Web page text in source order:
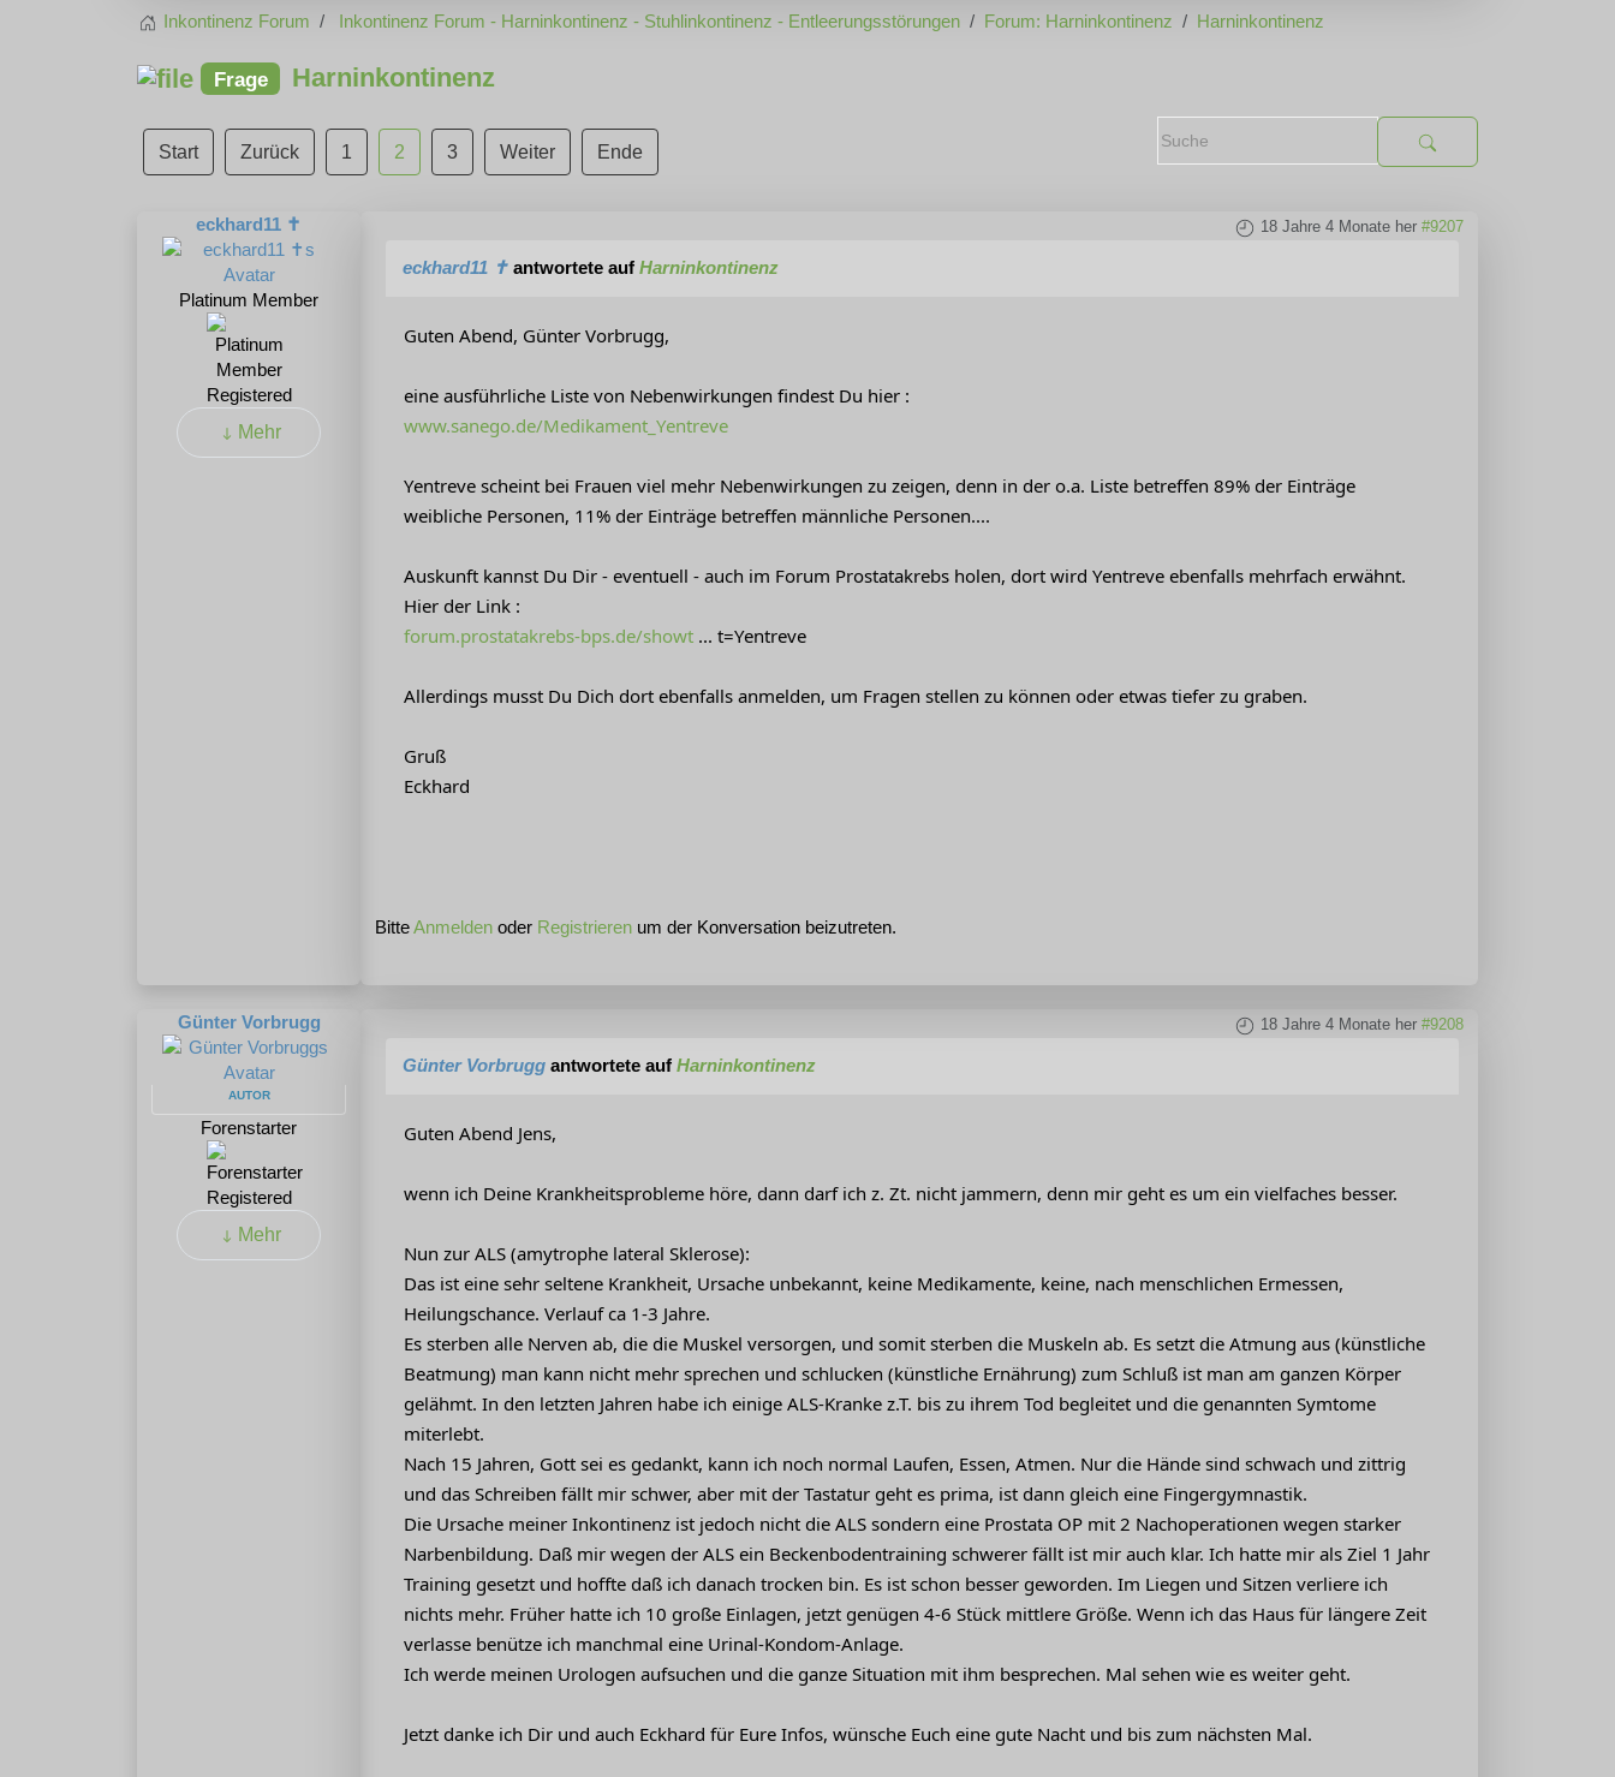
Inkontinenz Forum Inkontinenz Forum - Harninkontinenz - Stuhlinkontinenz - Entleerungsstörungen Forum: Harninkontinenz Harninkontinenz
Frage Harninkontinenz
Start Zurück 1 2 3 Weiter Ende
eckhard11 ✝
Platinum Member
Registered
Mehr
18 Jahre 4 Monate her #9207
eckhard11 ✝ antwortete auf Harninkontinenz
Guten Abend, Günter Vorbrugg,
eine ausführliche Liste von Nebenwirkungen findest Du hier :
www.sanego.de/Medikament_Yentreve
Yentreve scheint bei Frauen viel mehr Nebenwirkungen zu zeigen, denn in der o.a. Liste betreffen 89% der Einträge
weibliche Personen, 11% der Einträge betreffen männliche Personen....
Auskunft kannst Du Dir - eventuell - auch im Forum Prostatakrebs holen, dort wird Yentreve ebenfalls mehrfach erwähnt.
Hier der Link :
forum.prostatakrebs-bps.de/showt ... t=Yentreve
Allerdings musst Du Dich dort ebenfalls anmelden, um Fragen stellen zu können oder etwas tiefer zu graben.
Gruß
Eckhard
BitteAnmelden oder Registrieren um der Konversation beizutreten.
Günter Vorbrugg
AUTOR
Forenstarter
Registered
Mehr
18 Jahre 4 Monate her #9208
Günter Vorbrugg antwortete auf Harninkontinenz
Guten Abend Jens,
wenn ich Deine Krankheitsprobleme höre, dann darf ich z. Zt. nicht jammern, denn mir geht es um ein vielfaches besser.
Nun zur ALS (amytrophe lateral Sklerose):
Das ist eine sehr seltene Krankheit, Ursache unbekannt, keine Medikamente, keine, nach menschlichen Ermessen,
Heilungschance. Verlauf ca 1-3 Jahre.
Es sterben alle Nerven ab, die die Muskel versorgen, und somit sterben die Muskeln ab. Es setzt die Atmung aus (künstliche
Beatmung) man kann nicht mehr sprechen und schlucken (künstliche Ernährung) zum Schluß ist man am ganzen Körper
gelähmt. In den letzten Jahren habe ich einige ALS-Kranke z.T. bis zu ihrem Tod begleitet und die genannten Symtome
miterlebt.
Nach 15 Jahren, Gott sei es gedankt, kann ich noch normal Laufen, Essen, Atmen. Nur die Hände sind schwach und zittrig
und das Schreiben fällt mir schwer, aber mit der Tastatur geht es prima, ist dann gleich eine Fingergymnastik.
Die Ursache meiner Inkontinenz ist jedoch nicht die ALS sondern eine Prostata OP mit 2 Nachoperationen wegen starker
Narbenbildung. Daß mir wegen der ALS ein Beckenbodentraining schwerer fällt ist mir auch klar. Ich hatte mir als Ziel 1 Jahr
Training gesetzt und hoffte daß ich danach trocken bin. Es ist schon besser geworden. Im Liegen und Sitzen verliere ich
nichts mehr. Früher hatte ich 10 große Einlagen, jetzt genügen 4-6 Stück mittlere Größe. Wenn ich das Haus für längere Zeit
verlasse benütze ich manchmal eine Urinal-Kondom-Anlage.
Ich werde meinen Urologen aufsuchen und die ganze Situation mit ihm besprechen. Mal sehen wie es weiter geht.
Jetzt danke ich Dir und auch Eckhard für Eure Infos, wünsche Euch eine gute Nacht und bis zum nächsten Mal.